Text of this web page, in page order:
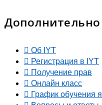
Дополнительно
Об IYT
Регистрация в IYT
Получение прав
Онлайн класс
График обучения